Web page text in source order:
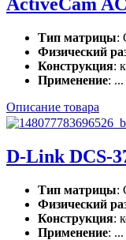
Тип матрицы:
Физический
Конструкция:
Применение: ...
Описание товара
D-Link DCS-
Тип матрицы:
Физический
Конструкция:
Применение: ...